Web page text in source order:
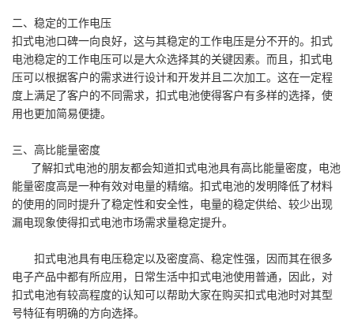
二、稳定的工作电压
扣式电池口碑一向良好，这与其稳定的工作电压是分不开的。扣式
电池稳定的工作电压可以是大众选择其的关键因素。而且，扣式电
压可以根据客户的需求进行设计和开发并且二次加工。这在一定程
度上满足了客户的不同需求，扣式电池使得客户有多样的选择，使
用也更加简易便捷。
三、高比能量密度
了解扣式电池的朋友都会知道扣式电池具有高比能量密度，电池
能量密度高是一种有效对电量的精缩。扣式电池的发明降低了材料
的使用的同时提升了稳定性和安全性，电量的稳定供给、较少出现
漏电现象使得扣式电池市场需求量稳定提升。
扣式电池具有电压稳定以及密度高、稳定性强，因而其在很多
电子产品中都有所应用，日常生活中扣式电池使用普通，因此，对
扣式电池有较高程度的认知可以帮助大家在购买扣式电池时对其型
号特征有明确的方向选择。